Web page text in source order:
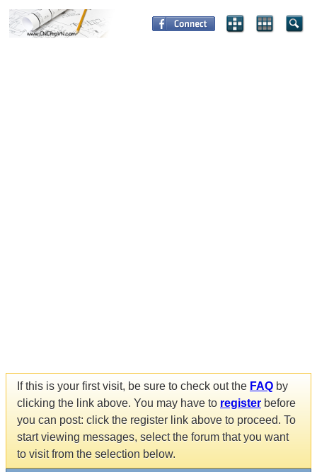
If this is your first visit, be sure to check out the FAQ by
clicking the link above. You may have to register before
you can post: click the register link above to proceed. To
start viewing messages, select the forum that you want
to visit from the selection below.